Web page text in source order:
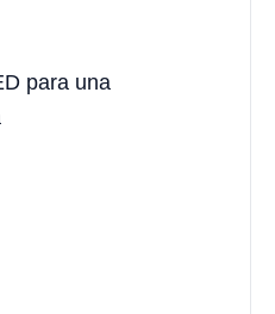
para una